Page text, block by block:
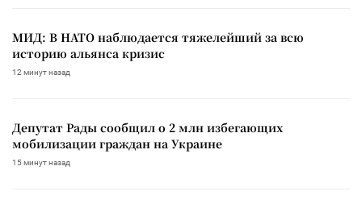
МИД: В НАТО наблюдается тяжелейший за всю
историю альянса кризис
12 минут назад
Депутат Рады сообщил о 2 млн избегающих
мобилизации граждан на Украине
15 минут назад